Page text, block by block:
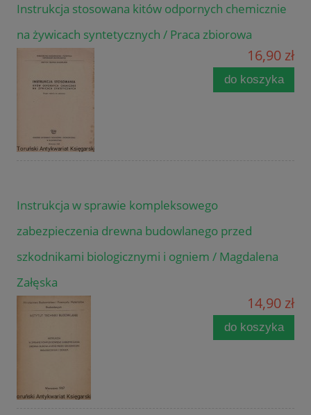
Instrukcja stosowana kitów odpornych chemicznie
na żywicach syntetycznych / Praca zbiorowa
16,90 zł
do koszyka
Instrukcja w sprawie kompleksowego
zabezpieczenia drewna budowlanego przed
szkodnikami biologicznymi i ogniem / Magdalena
Załęska
14,90 zł
do koszyka